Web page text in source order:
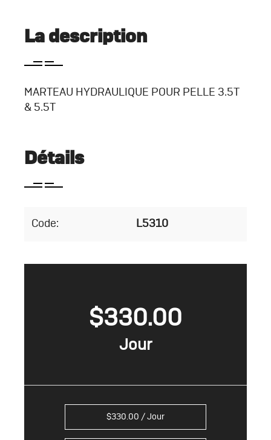
La description
MARTEAU HYDRAULIQUE POUR PELLE 3.5T
& 5.5T
Détails
Code: L5310
$330.00
$330.00 / Jour